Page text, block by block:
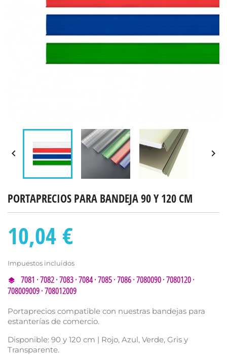
 
PORTAPRECIOS PARA BANDEJA 90 Y 120 CM
10,04 €
Impuestos incluidos
7081 · 7082 · 7083 · 7084 · 7085 · 7086 · 7080090 · 7080120 ·
708009009 · 708012009
Portaprecios compatible con nuestras bandejas para
estanterías de comercio.
Disponible: 90 y 120 cm | Rojo, Azul, Verde, Gris y
Transparente.